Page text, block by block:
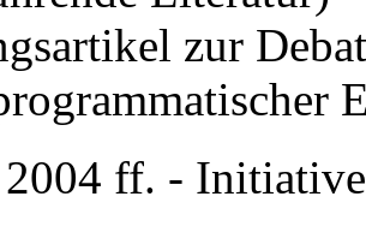
zur
ff. -